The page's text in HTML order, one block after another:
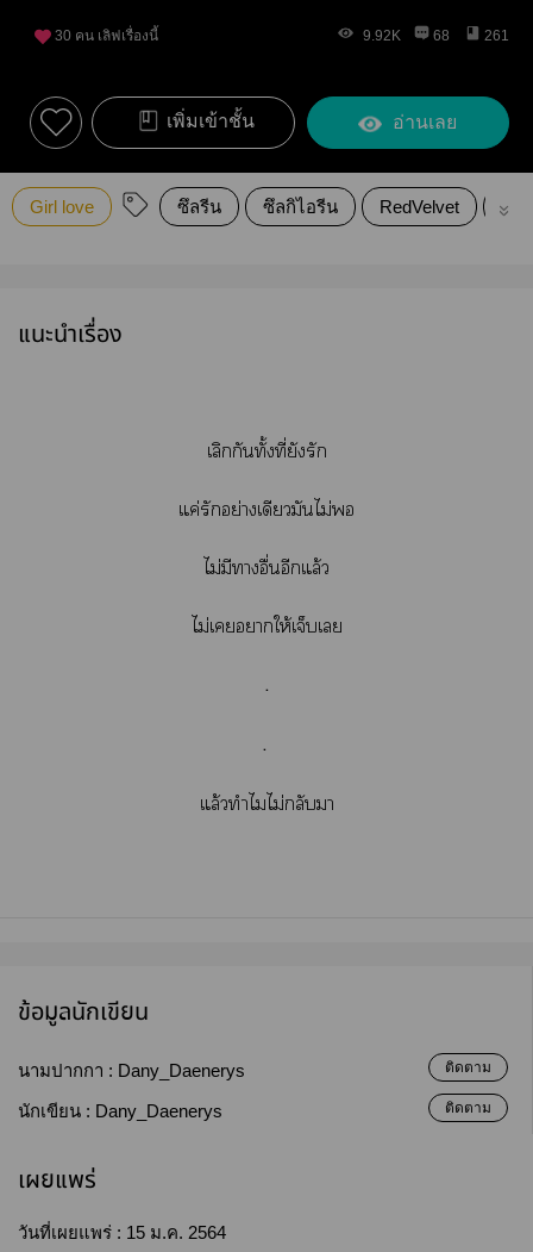
30 คน เลิฟเรื่องนี้ 9.92K 68 261
เพิ่มเข้าชั้น อ่านเลย
Girl love ซึลรีน ซึลกิไอรีน RedVelvet เว
แนะนำเรื่อง
เลิกกันทั้งที่ยังรัก
แค่รักอย่างเดียวมันไม่
ไม่มีาอื่นอีกแล้ว
ไม่เาให้เจ็บเ
.
.
แล้วทำไมไม่กลับา
ข้อมูลนักเขียน
นามปากกา : Dany_Daenerys ติดตาม
นักเขียน : Dany_Daenerys ติดตาม
เผยแพร่
วันที่เผยแพร่ : 15 ม.ค. 2564